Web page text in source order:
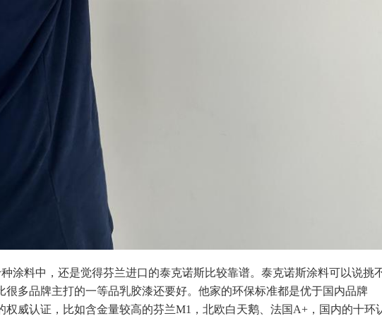
涂料中，还是觉得芬兰进口的泰克诺斯比较靠谱。泰克诺斯涂料可以说挑
很多品牌主打的一等品乳胶漆还要好。他家的环保标准都是优于国内品牌
权威认证，比如含金量较高的芬兰M1，北欧白天鹅、法国A+，国内的十环